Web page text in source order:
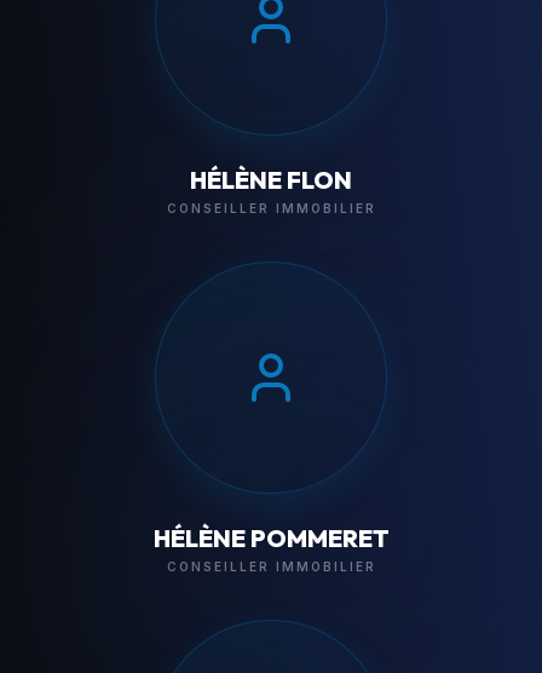
HÉLÈNE FLON
CONSEILLER IMMOBILIER
HÉLÈNE POMMERET
CONSEILLER IMMOBILIER